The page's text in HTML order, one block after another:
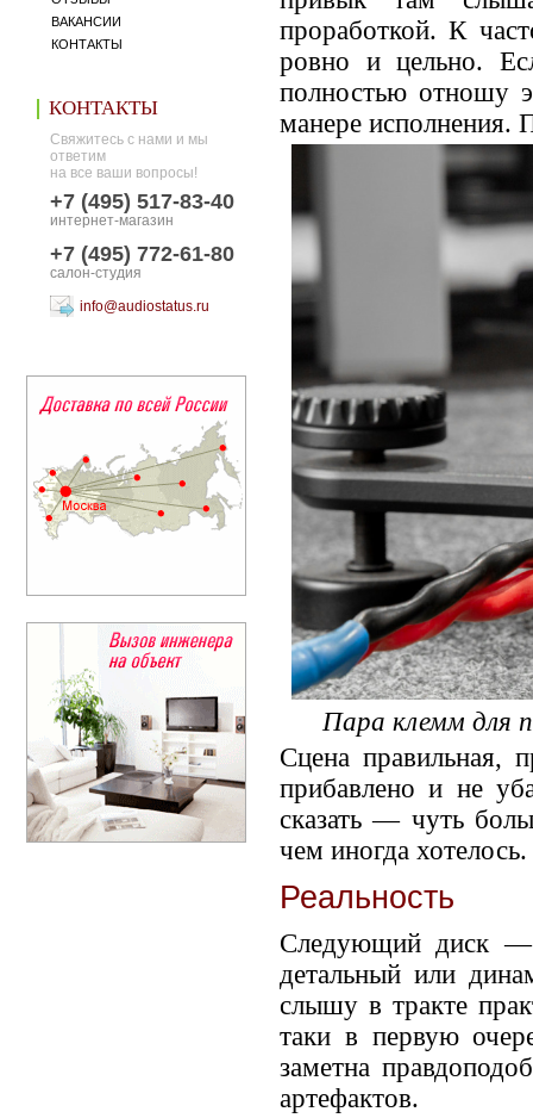
ВАКАНСИИ
КОНТАКТЫ
КОНТАКТЫ
Свяжитесь с нами и мы
ответим
на все ваши вопросы!
+7 (495) 517-83-40
интернет-магазин
+7 (495) 772-61-80
салон-студия
info@audiostatus.ru
проработкой. К
ровно и цельно.
полностью отношу
манере исполнения.
Пара клемм для
Сцена правильная,
прибавлено и не
сказать — чуть
чем иногда хотелось.
Реальность
Следующий диск —
детальный или
слышу в тракте
таки в первую
заметна
артефактов.